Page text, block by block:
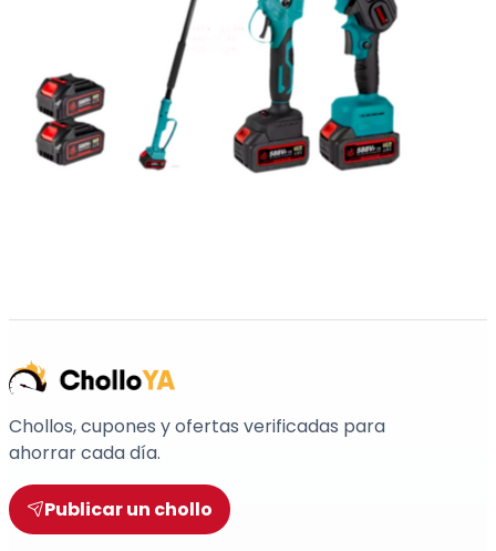
Chollos, cupones y ofertas verificadas para
ahorrar cada día.
Publicar un chollo